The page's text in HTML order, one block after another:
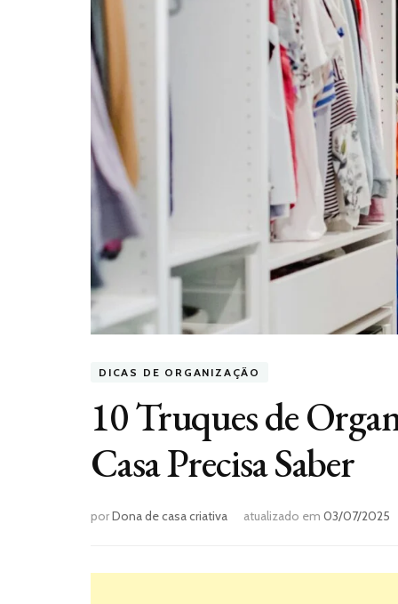
DICAS DE ORGANIZAÇÃO
10 Truques de
Casa Precisa Saber
porDona de casa criativa atualizado em 03/07/2025